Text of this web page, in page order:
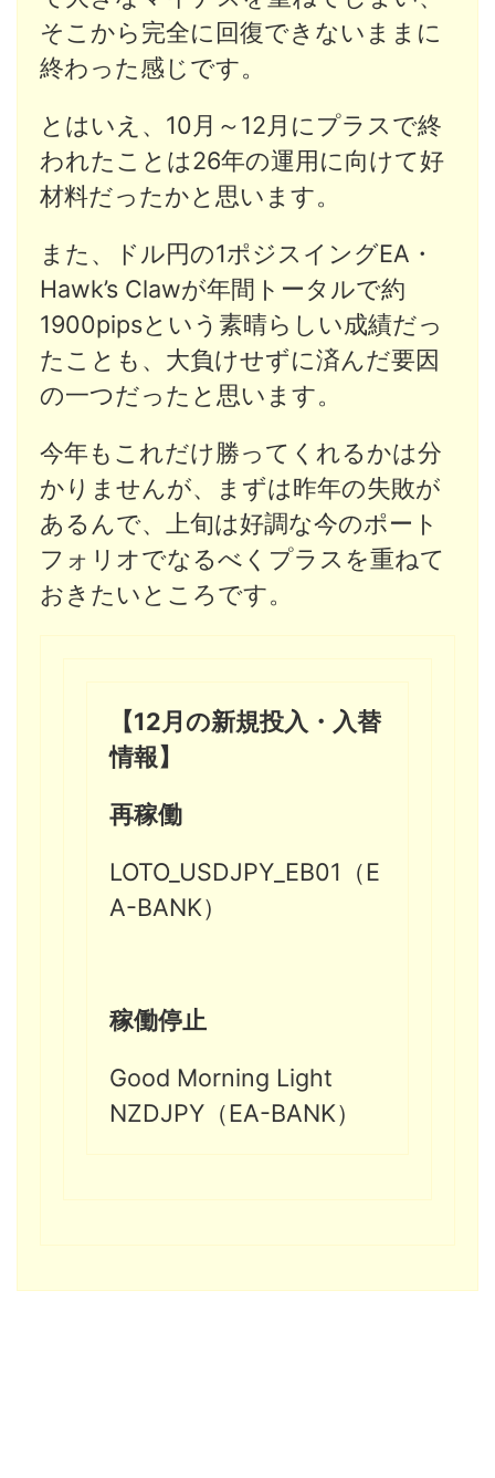
そこから完全に回復できないままに
終わった感じです。
とはいえ、10月～12月にプラスで終
われたことは26年の運用に向けて好
材料だったかと思います。
また、ドル円の1ポジスイングEA・
Hawk’s Clawが年間トータルで約
1900pipsという素晴らしい成績だっ
たことも、大負けせずに済んだ要因
の一つだったと思います。
今年もこれだけ勝ってくれるかは分
かりませんが、まずは昨年の失敗が
あるんで、上旬は好調な今のポート
フォリオでなるべくプラスを重ねて
おきたいところです。
【12月の新規投入・入替
情報】
再稼働
LOTO_USDJPY_EB01（E
A-BANK）
稼働停止
Good Morning Light
NZDJPY（EA-BANK）